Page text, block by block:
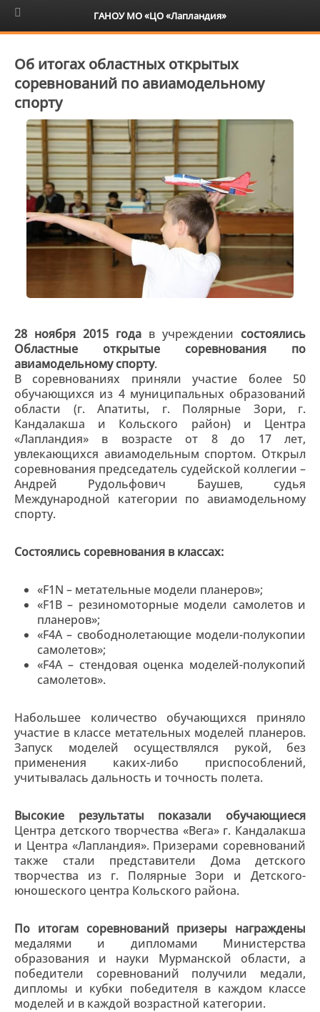
6+
Об итогах областных открытых
соревнований по авиамодельному
спорту
28 ноября 2015 года в учреждении состоялись
Областные открытые соревнования по
авиамодельному спорту.
В соревнованиях приняли участие более 50
обучающихся из 4 муниципальных образований
области (г. Апатиты, г. Полярные Зори, г.
Кандалакша и Кольского район) и Центра
«Лапландия» в возрасте от 8 до 17 лет,
увлекающихся авиамодельным спортом. Открыл
соревнования председатель судейской коллегии –
Андрей Рудольфович Баушев, судья
Международной категории по авиамодельному
спорту.
Состоялись соревнования в классах:
«F1N – метательные модели планеров»;
«F1B – резиномоторные модели самолетов и
планеров»;
«F4A – свободнолетающие модели-полукопии
самолетов»;
«F4A – стендовая оценка моделей-полукопий
самолетов».
Набольшее количество обучающихся приняло
участие в классе метательных моделей планеров.
Запуск моделей осуществлялся рукой, без
применения каких-либо приспособлений,
учитывалась дальность и точность полета.
Высокие результаты показали обучающиеся
Центра детского творчества «Вега» г. Кандалакша
и Центра «Лапландия». Призерами соревнований
также стали представители Дома детского
творчества из г. Полярные Зори и Детского-
юношеского центра Кольского района.
По итогам соревнований призеры награждены
медалями и дипломами Министерства
образования и науки Мурманской области, а
победители соревнований получили медали,
дипломы и кубки победителя в каждом классе
моделей и в каждой возрастной категории.
ГАНОУ МО «ЦО «Лапландия»